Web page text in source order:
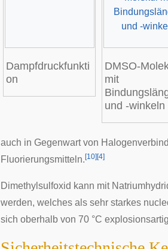
Dampfdruckfunkti
on
DMSO-
mit
und -winkeln
auch in Gegenwart von
Fluorierungsmitteln.[10][4]
Dimethylsulfoxid kann mit
werden, welches als sehr starkes
sich oberhalb von 70 °C